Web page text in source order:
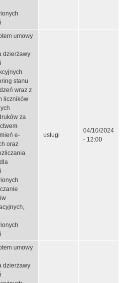
umowy
dzierżawy
stanu
wraz z
liczników
za
e-
oraz
usługi
04/10/2024
- 12:00
umowy
dzierżawy